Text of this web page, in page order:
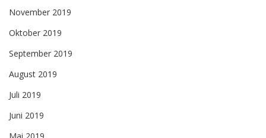
November 2019
Oktober 2019
September 2019
August 2019
Juli 2019
Juni 2019